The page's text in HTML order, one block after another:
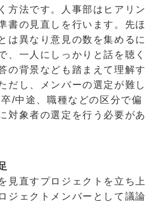
方法です。人事部はヒアリン
書の見直しを行います。先ほ
は異なり意見の数を集めるに
、一人にしっかりと話を聴く
の背景なども踏まえて理解す
だし、メンバーの選定が難し
/中途、職種などの区分で偏
対象者の選定を行う必要があ
見直すプロジェクトを立ち上
ジェクトメンバーとして議論